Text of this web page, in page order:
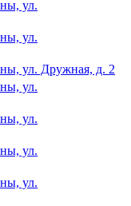
ул.
ул.
ул. Дружная, д. 2
ул.
ул.
ул.
ул.